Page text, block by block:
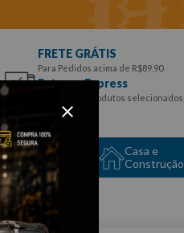
FRETE GRÁTIS
Para Pedidos acima de R$89,90
Entrega Express
para CEPS e produtos selecionados,
Aproveite!
Equipamento
Auto Center
Casa e
Construção